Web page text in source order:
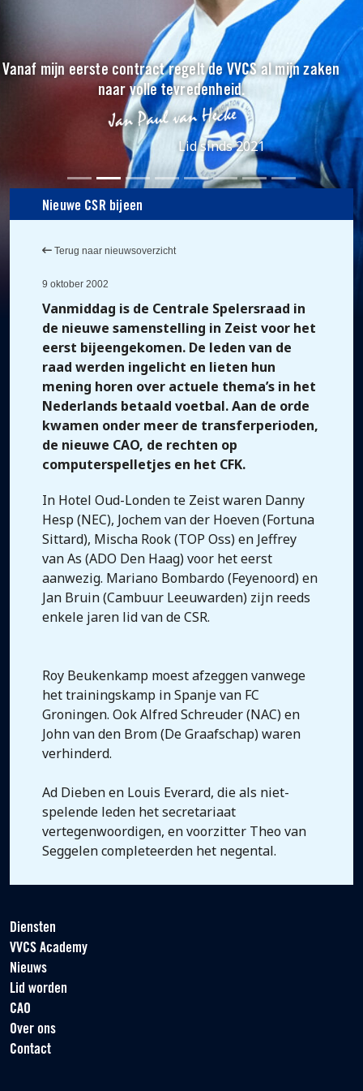
Vanaf mijn eerste contract regelt de VVCS al mijn zaken
naar volle tevredenheid.
Lid sinds 2021
Nieuwe CSR bijeen
Terug naar nieuwsoverzicht
9 oktober 2002
Vanmiddag is de Centrale Spelersraad in
de nieuwe samenstelling in Zeist voor het
eerst bijeengekomen. De leden van de
raad werden ingelicht en lieten hun
mening horen over actuele thema’s in het
Nederlands betaald voetbal. Aan de orde
kwamen onder meer de transferperioden,
de nieuwe CAO, de rechten op
computerspelletjes en het CFK.
In Hotel Oud-Londen te Zeist waren Danny
Hesp (NEC), Jochem van der Hoeven (Fortuna
Sittard), Mischa Rook (TOP Oss) en Jeffrey
van As (ADO Den Haag) voor het eerst
aanwezig. Mariano Bombardo (Feyenoord) en
Jan Bruin (Cambuur Leeuwarden) zijn reeds
enkele jaren lid van de CSR.
Roy Beukenkamp moest afzeggen vanwege
het trainingskamp in Spanje van FC
Groningen. Ook Alfred Schreuder (NAC) en
John van den Brom (De Graafschap) waren
verhinderd.
Ad Dieben en Louis Everard, die als niet-
spelende leden het secretariaat
vertegenwoordigen, en voorzitter Theo van
Seggelen completeerden het negental.
Diensten
VVCS Academy
Nieuws
Lid worden
CAO
Over ons
Contact